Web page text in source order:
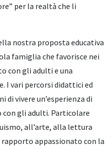
per la realtà che li
nostra proposta educativa
famiglia che favorisce nei
con gli adulti e una
I vari percorsi didattici ed
vivere un’esperienza di
gli adulti. Particolare
all’arte, alla lettura
rapporto appassionato con la